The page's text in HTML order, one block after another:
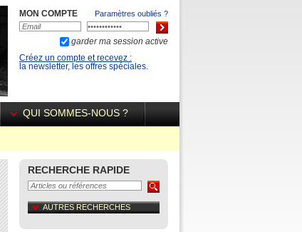
MON COMPTE Paramètres oubliés ?
garder ma session active
Créez un compte et recevez :
la newsletter, les offres spéciales.
QUI SOMMES-NOUS ?
RECHERCHE RAPIDE
AUTRES RECHERCHES